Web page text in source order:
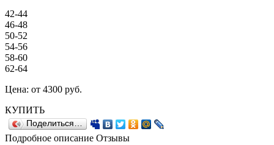
42-44
46-48
50-52
54-56
58-60
62-64
Цена: от 4300 руб.
КУПИТЬ
Поделиться…
Подробное описание Отзывы